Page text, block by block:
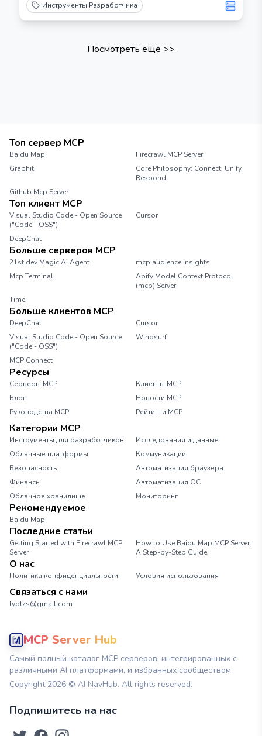
Инструменты Разработчика
Посмотреть ещё >>
Топ сервер MCP
Baidu Map
Firecrawl MCP Server
Graphiti
Core Philosophy: Connect, Unify,
Respond
Github Mcp Server
Топ клиент MCP
Visual Studio Code - Open Source
("Code - OSS")
Cursor
DeepChat
Больше серверов MCP
21st.dev Magic Ai Agent
mcp audience insights
Mcp Terminal
Apify Model Context Protocol
(mcp) Server
Time
Больше клиентов MCP
DeepChat
Cursor
Visual Studio Code - Open Source
("Code - OSS")
Windsurf
MCP Connect
Ресурсы
Серверы MCP
Клиенты MCP
Блог
Новости MCP
Руководства MCP
Рейтинги MCP
Категории MCP
Инструменты для разработчиков
Исследования и данные
Облачные платформы
Коммуникации
Безопасность
Автоматизация браузера
Финансы
Автоматизация ОС
Облачное хранилище
Мониторинг
Рекомендуемое
Baidu Map
Последние статьи
Getting Started with Firecrawl MCP
Server
How to Use Baidu Map MCP Server:
A Step-by-Step Guide
О нас
Политика конфиденциальности Условия использования
Связаться с нами
lyqtzs@gmail.com
MCP Server Hub
Самый полный каталог MCP серверов, интегрированных с
различными AI платформами, и избранных сообществом.
Copyright 2026 © AI NavHub. All rights reserved.
Подпишитесь на нас